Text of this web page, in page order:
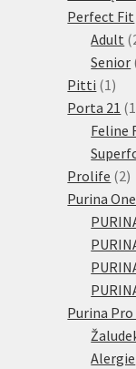
Perfect Fit
Adult
Senior
Pitti 1 1
Porta 21
Feline
Prolife 22
Purina One
Purina
Alergie